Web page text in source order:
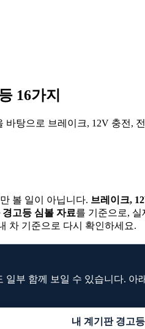
16가지
바탕으로 브레이크, 12V 충전
볼 일이 아닙니다. 브레이크,
고등 심볼 자료를 기준으로,
차 기준으로 다시 확인하세요.
부 함께 보일 수 있습니다.
내 계기판 경고